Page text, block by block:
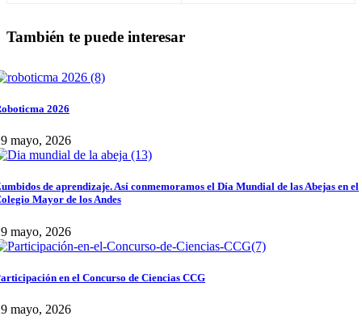
También te puede interesar
2026
mayo, 2026
de aprendizaje. Así conmemoramos el Día Mundial de las Abejas en el
Mayor de los Andes
mayo, 2026
en el Concurso de Ciencias CCG
mayo, 2026